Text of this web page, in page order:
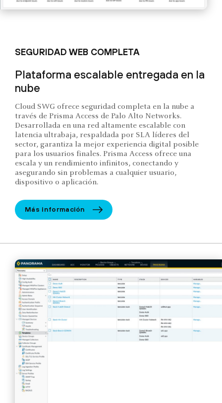
SEGURIDAD WEB COMPLETA
Plataforma escalable entregada en la
nube
Cloud SWG ofrece seguridad completa en la nube a
través de Prisma Access de Palo Alto Networks.
Desarrollada en una red altamente escalable con
latencia ultrabaja, respaldada por SLA líderes del
sector, garantiza la mejor experiencia digital posible
para los usuarios finales. Prisma Access ofrece una
escala y un rendimiento infinitos, conectando y
asegurando sin problemas a cualquier usuario,
dispositivo o aplicación.
Más información